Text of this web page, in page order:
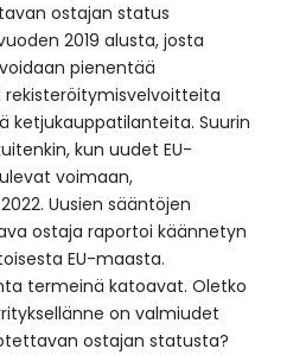
ostajan status
2019 alusta, josta
pienentää
rekisteröitymisvelvoitteita
ketjukauppatilanteita. Suurin
kun uudet EU-
voimaan,
Uusien sääntöjen
ostaja raportoi käännetyn
EU-maasta.
termeinä katoavat. Oletko
on valmiudet
ostajan statusta?